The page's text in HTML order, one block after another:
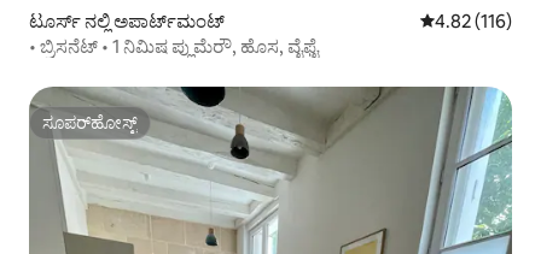
ಟೂರ್ಸ್ ನಲ್ಲಿ ಅಪಾರ್ಟ್‌ಮಂಟ್ 5 ರಲ್ಲಿ 4.82
4.82 (116)
• ಬ್ರಿಸನೆಟ್ • 1 ನಿಮಿಷ ಪ್ಲುಮೆರೌ, ಹೊಸ, ವೈಫೈ
ಸೂಪರ್‌ಹೋಸ್ಟ್
ಸೂಪರ್‌ಹೋಸ್ಟ್